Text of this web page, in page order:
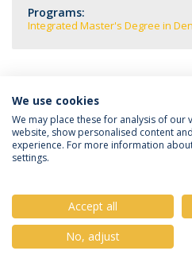
Programs:
Integrated Master's Degree in
Privacy Policy Terms &
© 2026 Universidade
We use cookies
We may place these for analysis of
website, show personalised content
experience. For more information
settings.
Accept all
No, adjust